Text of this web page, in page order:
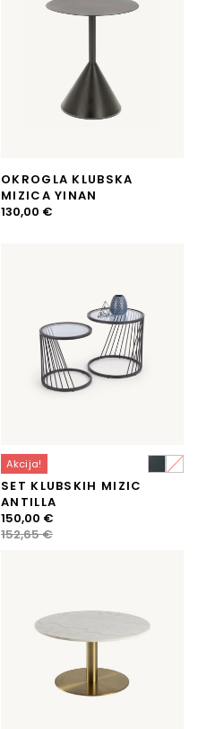
OKROGLA KLUBSKA
MIZICA YINAN
130,00 €
Akcija!
SET KLUBSKIH MIZIC
ANTILLA
152,65€
Izvirna
cena
150,00 €
Trenutna
cena